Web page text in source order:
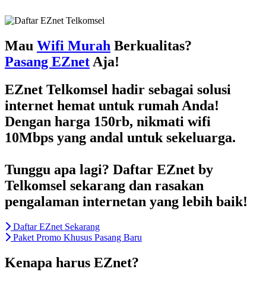
to
Mau Wifi Murah Berkualitas?
Pasang EZnet Aja!
EZnet Telkomsel hadir sebagai solusi
internet hemat untuk rumah Anda!
Dengan harga 150rb, nikmati wifi
10Mbps yang andal untuk sekeluarga.
Tunggu apa lagi? Daftar EZnet by
Telkomsel sekarang dan rasakan
pengalaman internetan yang lebih baik!
Daftar EZnet Sekarang
Paket Promo Khusus Pasang Baru
Kenapa harus EZnet?